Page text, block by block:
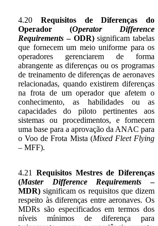
4.20 Requisitos de Diferenças do
Operador (Operator Difference
Requirements – ODR)significam tabelas
que fornecem um meio uniforme para os
operadores gerenciarem de forma
abrangente as diferenças ou os programas
de treinamento de diferenças de aeronaves
relacionadas, quando existirem diferenças
na frota de um operador que afetem o
conhecimento, as habilidades ou as
capacidades do piloto pertinentes aos
sistemas ou procedimentos, e fornecem
uma base para a aprovação da ANAC para
o Voo de Frota Mista (Mixed Fleet Flying
– MFF).
4.21 Requisitos Mestres de Diferenças
(Master Difference Requirements –
MDR) significam os requisitos que dizem
respeito às diferenças entre aeronaves. Os
MDRs são especificados em termos dos
níveis mínimos de diferença para